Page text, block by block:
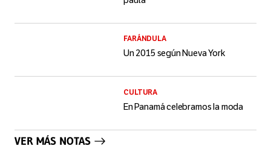
FARÁNDULA
Un 2015 según Nueva York
CULTURA
En Panamá celebramos la moda
VER MÁS NOTAS